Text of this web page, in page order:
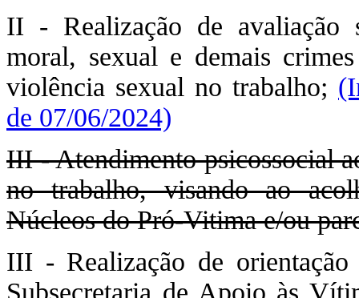
II - Realização de avaliação
moral, sexual e demais
violência sexual no trabalho;
de 07/06/2024)
III - Atendimento psicossocial
no trabalho, visando ao
Núcleos do Pró-Vitima e/ou
III - Realização de
Subsecretaria de Apoio às